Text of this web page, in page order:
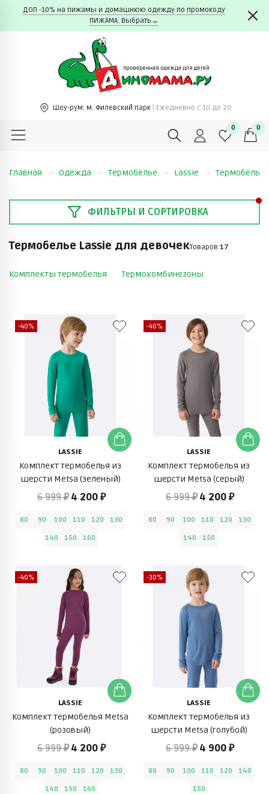
ДОП -10% на пижамы и домашнюю одежду по промокоду
ПИЖАМА. Выбрать→
Шоу-рум: м. Филевский парк | Ежедневно c 10 до 20
0 0
Главная Одежда Термобелье Lassie Термобелье
ФИЛЬТРЫ И СОРТИРОВКА
Термобелье Lassie для девочекТоваров:17
Комплекты термобелья Термокомбинезоны
-40%
LASSIE
Комплект термобелья из
шерсти Metsa (зеленый)
6 999 ₽ 4 200 ₽
80 90 100 110 120
130
140
150 160
-40%
LASSIE
Комплект термобелья из
шерсти Metsa (серый)
6 999 ₽ 4 200 ₽
80 90 100 110 120
130
140
150
-40%
LASSIE
Комплект термобелья Metsa
(розовый)
6 999 ₽ 4 200 ₽
80 90 100 110 120
130
140
150 160
-30%
LASSIE
Комплект термобелья из
шерсти Metsa (голубой)
6 999 ₽ 4 900 ₽
80 90 100 110 120
140
150